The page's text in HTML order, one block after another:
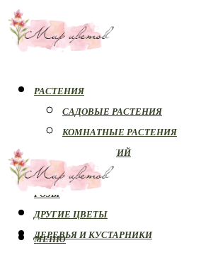
РАСТЕНИЯ
САДОВЫЕ РАСТЕНИЯ
КОМНАТНЫЕ РАСТЕНИЯ
БОЛЕЗНИ РАСТЕНИЙ
ОРХИДЕИ
РОЗЫ
ДРУГИЕ ЦВЕТЫ
ДЕРЕВЬЯ И КУСТАРНИКИ
МЕНЮ